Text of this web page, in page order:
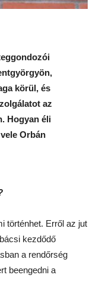
körül, és
az
Hogyan éli
Orbán
történhet. Erről az jut
kezdődő
a rendőrség
beengedni a